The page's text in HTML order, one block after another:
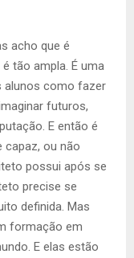
acho que é
tão ampla. É uma
alunos como fazer
futuros,
E então é
ou não
possui após se
precise se
definida. Mas
formação em
E elas estão